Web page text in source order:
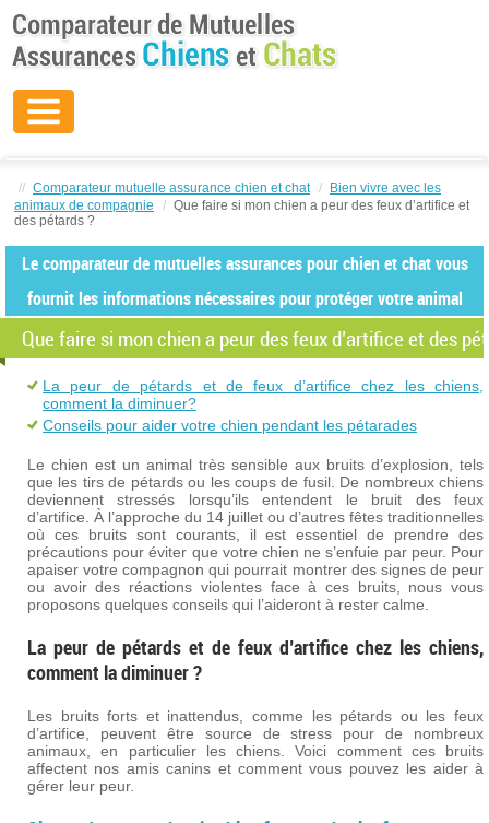
// Comparateur mutuelle assurance chien et chat /
Bien vivre avec les
animaux de compagnie
/ Que faire si mon chien a peur des feux d’artifice et
des pétards ?
Le comparateur de mutuelles assurances pour chien et chat vous
fournit les informations nécessaires pour protéger votre animal
Que faire si mon chien a peur des feux d’artifice et des
La peur de pétards et de feux d’artifice chez les chiens,
comment la diminuer?
Conseils pour aider votre chien pendant les pétarades
Le chien est un animal très sensible aux bruits d’explosion, tels
que les tirs de pétards ou les coups de fusil. De nombreux chiens
deviennent stressés lorsqu’ils entendent le bruit des feux
d’artifice. À l’approche du 14 juillet ou d’autres fêtes traditionnelles
où ces bruits sont courants, il est essentiel de prendre des
précautions pour éviter que votre chien ne s’enfuie par peur. Pour
apaiser votre compagnon qui pourrait montrer des signes de peur
ou avoir des réactions violentes face à ces bruits, nous vous
proposons quelques conseils qui l’aideront à rester calme.
La peur de pétards et de feux d’artifice chez les chiens,
comment la diminuer ?
Les bruits forts et inattendus, comme les pétards ou les feux
d’artifice, peuvent être source de stress pour de nombreux
animaux, en particulier les chiens. Voici comment ces bruits
affectent nos amis canins et comment vous pouvez les aider à
gérer leur peur.